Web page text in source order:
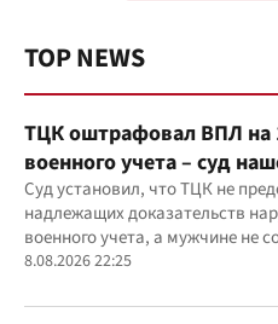
TOP NEWS
ТЦК оштрафовал ВПЛ на
военного учета – суд
действиях ТЦК
Суд установил, что ТЦК не
надлежащих доказательств
военного учета, а мужчине не
должным образом о дате и месте
8.08.2026 22:25